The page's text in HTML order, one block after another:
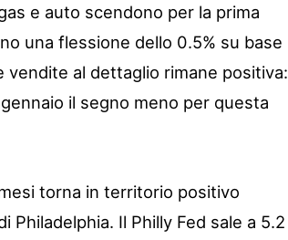
e auto scendono per la prima
una flessione dello 0.5% su base
vendite al dettaglio rimane positiva:
il segno meno per questa
torna in territorio positivo
Philadelphia. Il Philly Fed sale a 5.2